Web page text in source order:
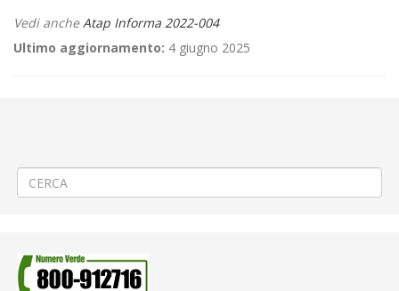
Vedi ancheAtap Informa 2022-004
Ultimo aggiornamento: 4 giugno 2025